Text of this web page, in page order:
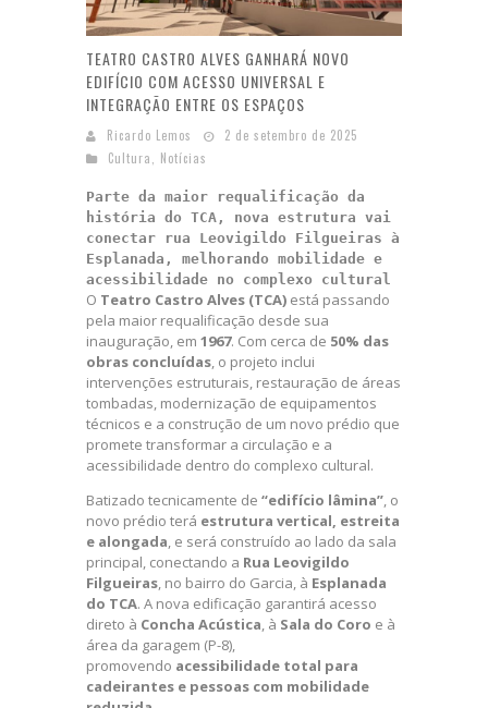
NEM TODO EMAGRECIMENTO É IGUAL: ENTENDA AS DIFERENÇAS ENTRE MEDICAMENTOS E CIRURGIA BARIÁTRICA
TEATRO CASTRO ALVES GANHARÁ NOVO
EDIFÍCIO COM ACESSO UNIVERSAL E
INTEGRAÇÃO ENTRE OS ESPAÇOS
Ricardo Lemos
2 de setembro de 2025
Cultura
Notícias
Parte da maior requalificação da
história do TCA, nova estrutura vai
conectar rua Leovigildo Filgueiras à
Esplanada, melhorando mobilidade e
acessibilidade no complexo cultural
O Teatro Castro Alves (TCA) está passando
pela maior requalificação desde sua
inauguração, em 1967. Com cerca de 50% das
obras concluídas, o projeto inclui
intervenções estruturais, restauração de áreas
tombadas, modernização de equipamentos
técnicos e a construção de um novo prédio que
promete transformar a circulação e a
acessibilidade dentro do complexo cultural.
Batizado tecnicamente de “edifício lâmina”, o
novo prédio terá estrutura vertical, estreita
e alongada, e será construído ao lado da sala
principal, conectando a Rua Leovigildo
Filgueiras, no bairro do Garcia, à Esplanada
do TCA. A nova edificação garantirá acesso
direto à Concha Acústica, à Sala do Coro e à
área da garagem (P-8),
promovendo acessibilidade total para
cadeirantes e pessoas com mobilidade